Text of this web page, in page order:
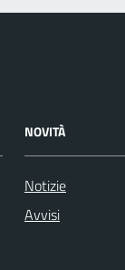
NOVITÀ
Notizie
Avvisi